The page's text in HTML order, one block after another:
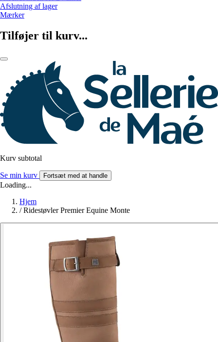
Afslutning af lager
Mærker
Tilføjer til kurv...
Kurv subtotal
Se min kurv Fortsæt med at handle
Loading...
Hjem
/ Ridestøvler Premier Equine Monte